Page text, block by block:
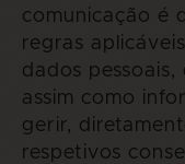
comunicação é
regras
dados pessoais,
assim como
gerir,
respetivos